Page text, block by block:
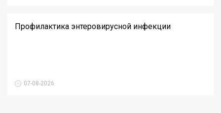
Профилактика энтеровирусной инфекции
07-08-2026